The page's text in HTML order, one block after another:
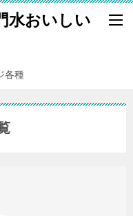
水おいしい
各種